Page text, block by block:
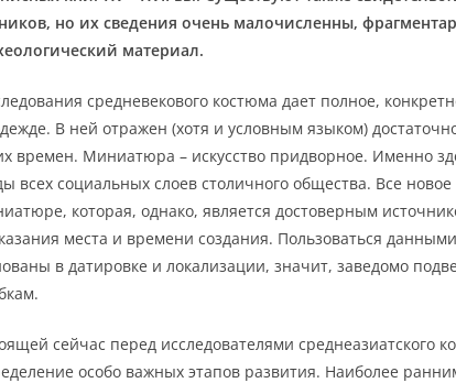
но их сведения очень малочисленны,
материал.
средневекового костюма дает полное,
В ней отражен (хотя и условным языком)
времен. Миниатюра – искусство придворное. Именно
всех социальных слоев столичного общества. Все новое
которая, однако, является достоверным
места и времени создания. Пользоваться
в датировке и локализации, значит, заведомо
сейчас перед исследователями среднеазиатского
особо важных этапов развития. Наиболее